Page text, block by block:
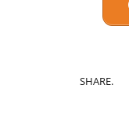
SHARE.